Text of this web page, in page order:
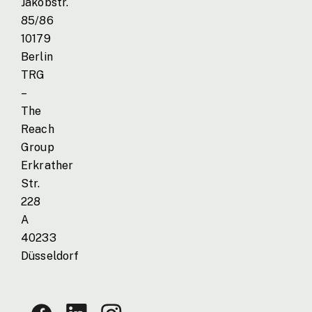
Jakobstr.
85/86
10179
Berlin
TRG
–
The
Reach
Group
Erkrather
Str.
228
A
40233
Düsseldorf